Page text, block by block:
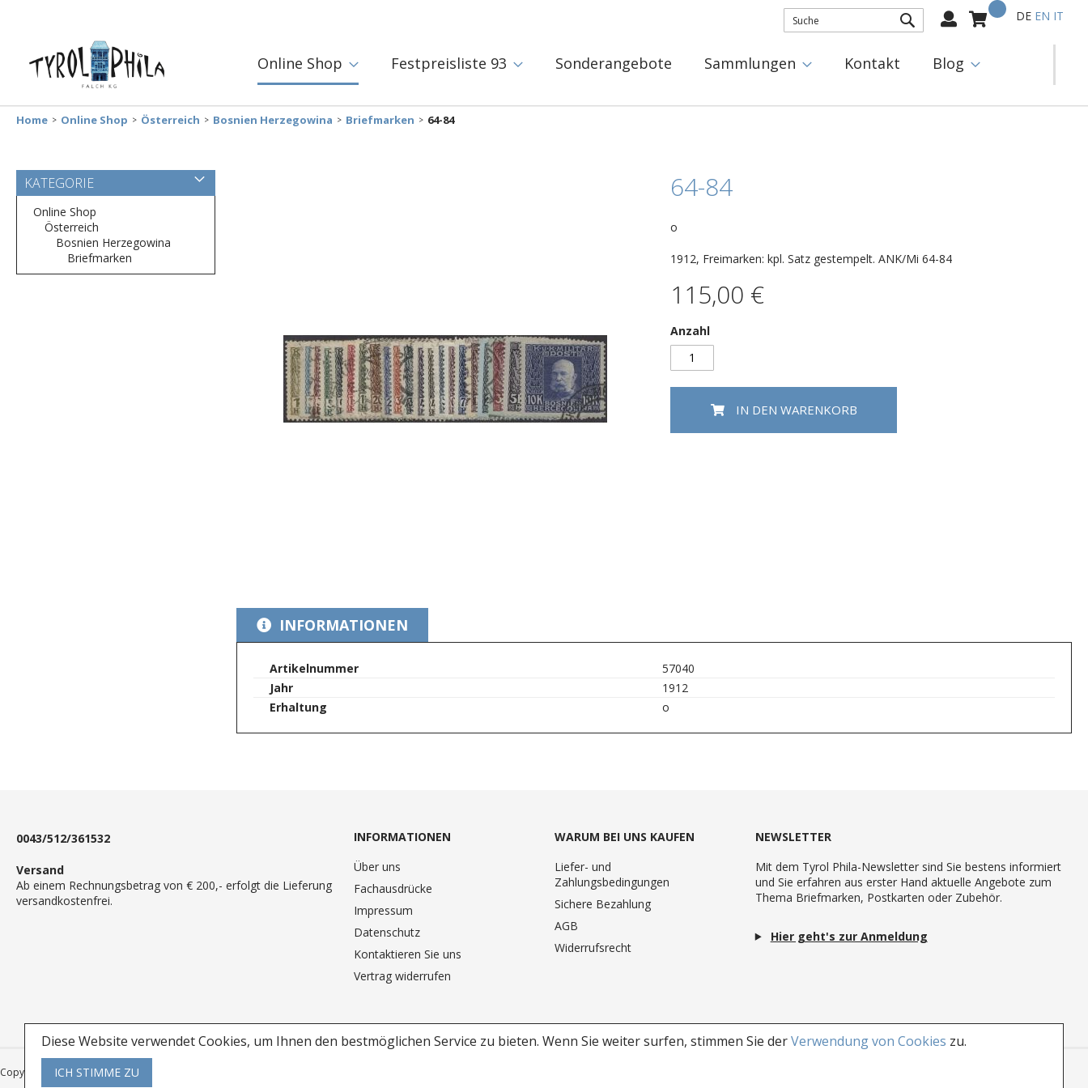
Diese Website verwendet Cookies, um Ihnen den bestmöglichen Service zu bieten. Wenn Sie weiter surfen, stimmen Sie derVerwendung von Cookies zu.
ICH STIMME ZU
Mein Warenkorb
Select
DE EN IT
Online Shop Festpreisliste 93 Sonderangebote Sammlungen Kontakt Blog
Home Online Shop Österreich Bosnien Herzegowina Briefmarken 64-84
64-84
o
1912, Freimarken: kpl. Satz gestempelt. ANK/Mi 64-84
115,00 €
Anzahl
IN DEN WARENKORB
Anfang
Bildergalerie
INFORMATIONEN
Mehr
Informationen
Artikelnummer
57040
Jahr
1912
Erhaltung
o
KATEGORIE
Online Shop
Österreich
Bosnien Herzegowina
Briefmarken
0043/512/361532
Versand
Ab einem Rechnungsbetrag von € 200,- erfolgt die Lieferung
versandkostenfrei.
INFORMATIONEN
Über uns
Fachausdrücke
Impressum
Datenschutz
Kontaktieren Sie uns
Vertrag widerrufen
WARUM BEI UNS KAUFEN
Liefer- und
Zahlungsbedingungen
Sichere Bezahlung
AGB
Widerrufsrecht
NEWSLETTER
Mit dem Tyrol Phila-Newsletter sind Sie bestens informiert
und Sie erfahren aus erster Hand aktuelle Angebote zum
Thema Briefmarken, Postkarten oder Zubehör.
Hier geht's zur Anmeldung
Copyright